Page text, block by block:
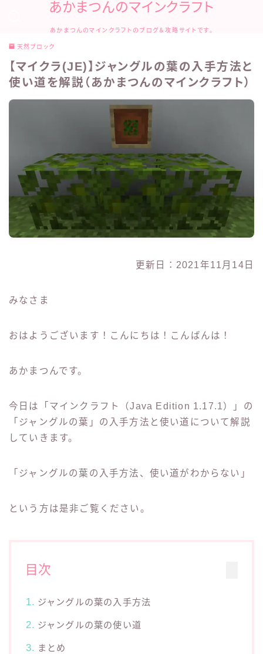
あかまつんのマインクラフト
あかまつんのマインクラフトのブログ＆攻略サイトです。
天然ブロック
【マイクラ(JE)】ジャングルの葉の入手方法と
使い道を解説（あかまつんのマインクラフト）
更新日：2021年11月14日
みなさま
おはようございます！こんにちは！こんばんは！
あかまつんです。
今日は「マインクラフト（Java Edition 1.17.1）」の
「ジャングルの葉」の入手方法と使い道について解説
していきます。
「ジャングルの葉の入手方法、使い道がわからない」
という方は是非ご覧ください。
目次
ジャングルの葉の入手方法
ジャングルの葉の使い道
まとめ